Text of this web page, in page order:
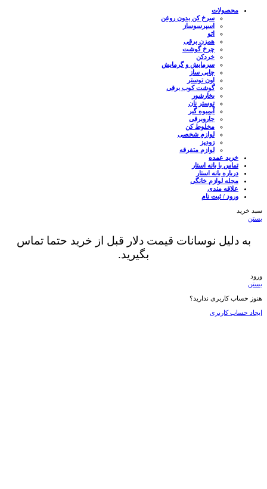
محصولات
سرخ کن بدون روغن
اسپرسوساز
اتو
همزن برقی
چرخ گوشت
خردکن
سرمایش و گرمایش
چایی ساز
اون توستر
گوشت کوب برقی
بخارشور
توستر نان
آبمیوه گیر
جاروبرقی
مخلوط کن
لوازم شخصی
زودپز
لوازم متفرقه
خرید عمده
تماس با بانه استار
درباره بانه استار
مجله لوازم خانگی
علاقه مندی
ورود / ثبت نام
سبد خرید
بستن
به دلیل نوسانات قیمت دلار قبل از خرید حتما تماس
بگیرید.
ورود
بستن
هنوز حساب کاربری ندارید؟
ایجاد حساب کاربری